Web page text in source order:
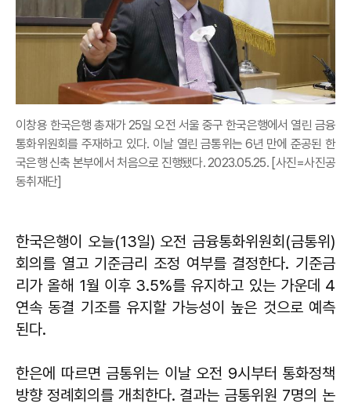
이창용 한국은행 총재가 25일 오전 서울 중구 한국은행에서 열린 금융
통화위원회를 주재하고 있다. 이날 열린 금통위는 6년 만에 준공된 한
국은행 신축 본부에서 처음으로 진행됐다. 2023.05.25. [사진=사진공
동취재단]
한국은행이 오늘(13일) 오전 금융통화위원회(금통위)
회의를 열고 기준금리 조정 여부를 결정한다. 기준금
리가 올해 1월 이후 3.5%를 유지하고 있는 가운데 4
연속 동결 기조를 유지할 가능성이 높은 것으로 예측
된다.
한은에 따르면 금통위는 이날 오전 9시부터 통화정책
방향 정례회의를 개최한다. 결과는 금통위원 7명의 논